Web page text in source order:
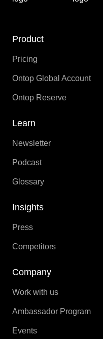
Product
Pricing
Ontop Global Account
Ontop Reserve
Learn
Newsletter
Podcast
Glossary
Insights
Press
Competitors
Company
Work with us
Ambassador Program
Events